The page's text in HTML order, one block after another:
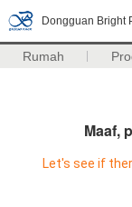
Dongguan Bright
Rumah
Maaf,
Let's see if